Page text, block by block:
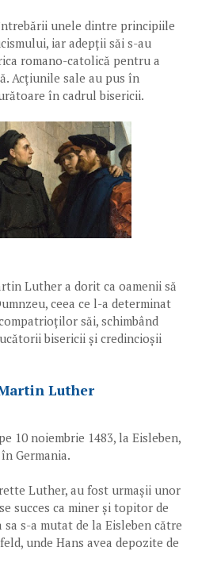
unele dintre principiile
iar adepții săi s-au
romano-catolică pentru a
Acțiunile sale au pus în
în cadrul bisericii.
Luther a dorit ca oamenii să
ceea ce l-a determinat
săi, schimbând
bisericii și credincioșii
Luther
10 noiembrie 1483, la Eisleben,
Germania.
Luther, au fost urmașii unor
succes ca miner și topitor de
sa s-a mutat de la Eisleben către
unde Hans avea depozite de